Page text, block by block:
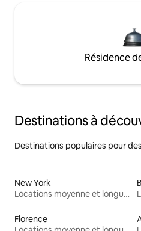
Résidence
Destinations à
Destinations populaires pour
New York
Locations moyenne et longue durée
Florence